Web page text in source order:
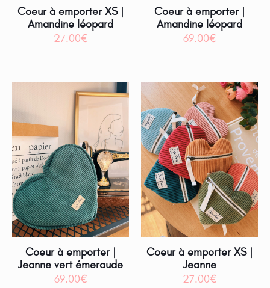
Coeur à emporter XS |
Amandine léopard
27.00€
Coeur à emporter |
Amandine léopard
69.00€
Coeur à emporter |
Jeanne vert émeraude
69.00€
Coeur à emporter XS |
Jeanne
27.00€